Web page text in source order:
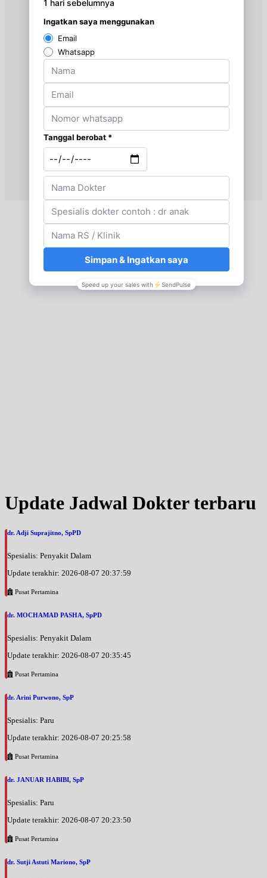
Update Jadwal Dokter terbaru
dr. Adji Suprajitno, SpPD
Spesialis: Penyakit Dalam
Update terakhir: 2026-08-07 20:37:59
Pusat Pertamina
dr. MOCHAMAD PASHA, SpPD
Spesialis: Penyakit Dalam
Update terakhir: 2026-08-07 20:35:45
Pusat Pertamina
dr. Arini Purwono, SpP
Spesialis: Paru
Update terakhir: 2026-08-07 20:25:58
Pusat Pertamina
dr. JANUAR HABIBI, SpP
Spesialis: Paru
Update terakhir: 2026-08-07 20:23:50
Pusat Pertamina
dr. Sutji Astuti Mariono, SpP